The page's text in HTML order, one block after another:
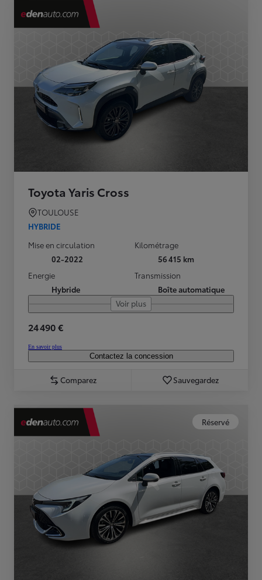
Toyota Yaris Cross
TOULOUSE
HYBRIDE
Mise en circulation
02-2022
Kilométrage
56 415 km
Energie
Hybride
Transmission
Boîte automatique
Voir plus
24 490 €
En savoir plus
Contactez la concession
Comparez Sauvegardez
Réservé